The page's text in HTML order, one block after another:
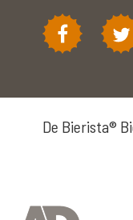
De Bierista®